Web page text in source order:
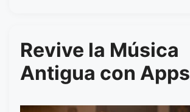
Revive la Música
Antigua con Apps